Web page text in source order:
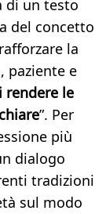
di un testo
del concetto
la
paziente e
rendere le
”. Per
più
dialogo
tradizioni
sul modo